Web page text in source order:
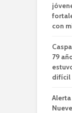
con
79
difícil